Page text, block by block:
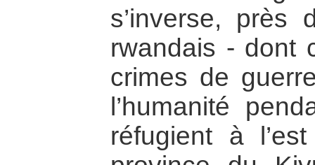
s’inverse, près
rwandais - dont
crimes de
l’humanité
réfugient à